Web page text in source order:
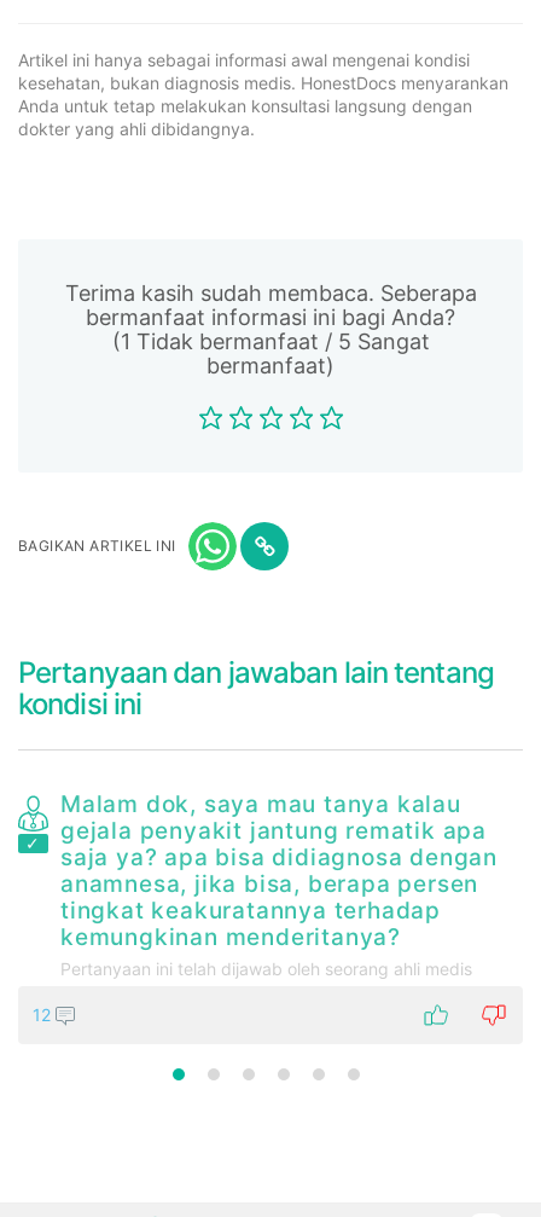
Artikel ini hanya sebagai informasi awal mengenai kondisi
kesehatan, bukan diagnosis medis. HonestDocs menyarankan
Anda untuk tetap melakukan konsultasi langsung dengan
dokter yang ahli dibidangnya.
Terima kasih sudah membaca. Seberapa
bermanfaat informasi ini bagi Anda?
(1 Tidak bermanfaat / 5 Sangat
bermanfaat)
BAGIKAN ARTIKEL INI
Pertanyaan dan jawaban lain tentang
kondisi ini
Malam dok, saya mau tanya kalau
gejala penyakit jantung rematik apa
saja ya? apa bisa didiagnosa dengan
anamnesa, jika bisa, berapa persen
tingkat keakuratannya terhadap
kemungkinan menderitanya?
Pertanyaan ini telah dijawab oleh seorang ahli medis
12